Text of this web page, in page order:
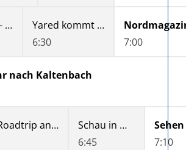
Grænzenlos - Die Sprache der Heimat
Yared kommt rum
6:30
7:00
nach Kaltenbach
Campervan-Roadtrip an der Nordsee bis nach Sylt
Schau in meine Welt
6:45
7:10